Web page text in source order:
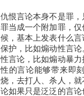
仇恨言论本身不是罪
罪当成一个附加罪，
候，基本上发表什么
保护，比如煽动性言
性言论，比如煽动暴
性的言论能够带来即
烧，去打人、杀人，
论如果只是泛泛的言